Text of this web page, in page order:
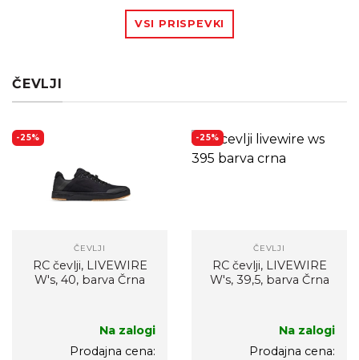
VSI PRISPEVKI
ČEVLJI
-25%
ČEVLJI
RC čevlji, LIVEWIRE
W's, 40, barva Črna
Na zalogi
Prodajna cena:
-25%
ČEVLJI
RC čevlji, LIVEWIRE
W's, 39,5, barva Črna
Na zalogi
Prodajna cena: